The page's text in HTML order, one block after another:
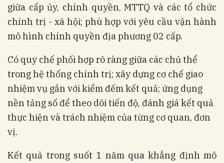
giữa cấp ủy, chính quyền, MTTQ và các tổ chức
chính trị - xã hội; phù hợp với yêu cầu vận hành
mô hình chính quyền địa phương 02 cấp.
Có quy chế phối hợp rõ ràng giữa các chủ thể
trong hệ thống chính trị; xây dựng cơ chế giao
nhiệm vụ gắn với kiểm đếm kết quả; ứng dụng
nền tảng số để theo dõi tiến độ, đánh giá kết quả
thực hiện và trách nhiệm của từng cơ quan, đơn
vị.
Kết quả trong suốt 1 năm qua khẳng định mô